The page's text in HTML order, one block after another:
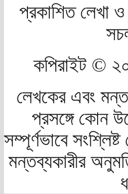
প্রকাশিত লেখা
কপিরাইট ©
লেখকের এবং
প্রসঙ্গে কোন
সম্পূর্ণভাবে
মন্তব্যকারীর